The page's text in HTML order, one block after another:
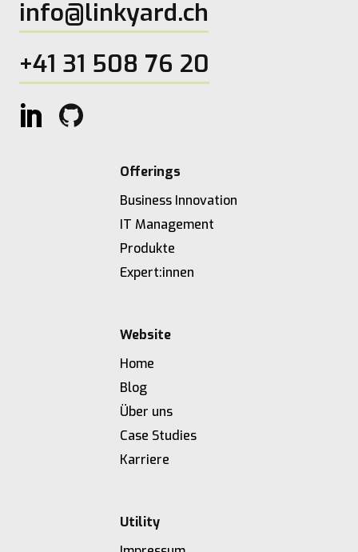
info@linkyard.ch
+41 31 508 76 20
Offerings
Business Innovation
IT Management
Produkte
Expert:innen
Website
Home
Blog
Über uns
Case Studies
Karriere
Utility